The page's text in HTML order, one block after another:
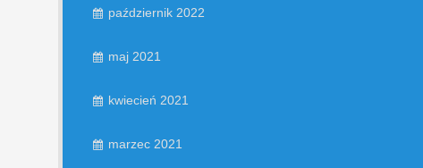
październik 2022
maj 2021
kwiecień 2021
marzec 2021